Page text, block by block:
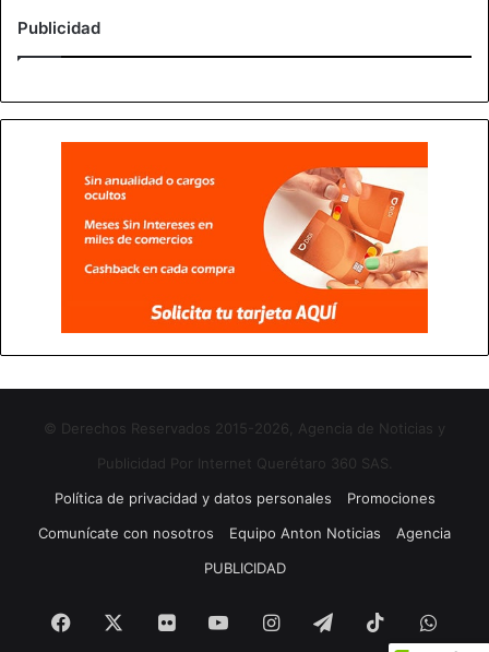
Publicidad
© Derechos Reservados 2015-2026, Agencia de Noticias y
Publicidad Por Internet Querétaro 360 SAS.
Política de privacidad y datos personales
Promociones
Comunícate con nosotros
Equipo Anton Noticias
Agencia
PUBLICIDAD
Facebook Flickr YouTubeInstagramTelegramTikTok